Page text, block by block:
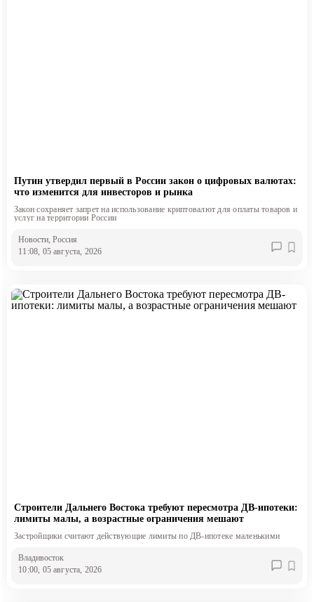
Путин утвердил первый в России закон о цифровых валютах:
что изменится для инвесторов и рынка
Закон сохраняет запрет на использование криптовалют для оплаты товаров и
услуг на территории России
Новости, Россия
11:08, 05 августа, 2026
Строители Дальнего Востока требуют пересмотра ДВ-ипотеки:
лимиты малы, а возрастные ограничения мешают
Застройщики считают действующие лимиты по ДВ-ипотеке маленькими
Владивосток
10:00, 05 августа, 2026